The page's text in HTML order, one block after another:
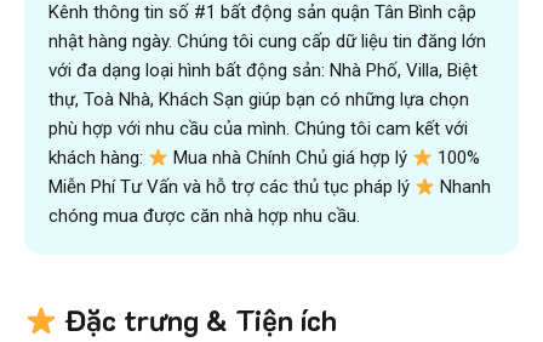
Kênh thông tin số #1 bất động sản quận Tân Bình cập
nhật hàng ngày. Chúng tôi cung cấp dữ liệu tin đăng lớn
với đa dạng loại hình bất động sản: Nhà Phố, Villa, Biệt
thự, Toà Nhà, Khách Sạn giúp bạn có những lựa chọn
phù hợp với nhu cầu của mình. Chúng tôi cam kết với
khách hàng:
Mua nhà Chính Chủ giá hợp lý
100%
Miễn Phí Tư Vấn và hỗ trợ các thủ tục pháp lý
Nhanh
chóng mua được căn nhà hợp nhu cầu.
Đặc trưng & Tiện ích